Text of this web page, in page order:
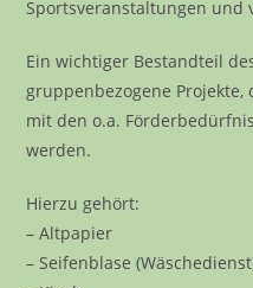
Sportsveranstaltungen und
Ein wichtiger Bestandteil
gruppenbezogene
mit den o.a.
werden.
Hierzu gehört:
– Altpapier
– Seifenblase